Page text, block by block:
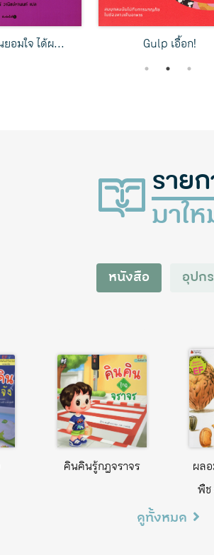
ถูกเกลียด ใช้เวลาแค่วันละ 1 นา...
1 2 3
ราย
มาใ
หนังสือ อุปก
คินคินรู้กฎจราจร
ผลอ
พืช
you
ดูทั้งหมด